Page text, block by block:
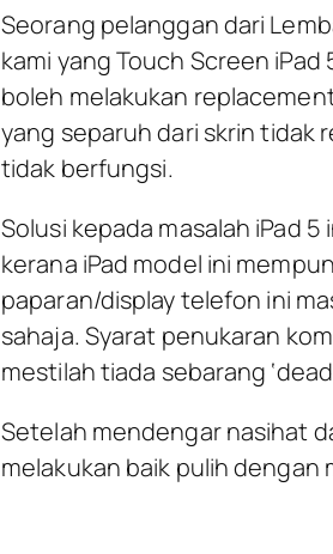
Seorang pelanggan dari
kami yang Touch Screen
boleh melakukan
yang separuh dari skrin tidak
tidak berfungsi.
Solusi kepada masalah iPad
kerana iPad model ini
paparan/display telefon ini
sahaja. Syarat penukaran
mestilah tiada sebarang
Setelah mendengar nasihat
melakukan baik pulih